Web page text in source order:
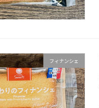
フィナンシェ